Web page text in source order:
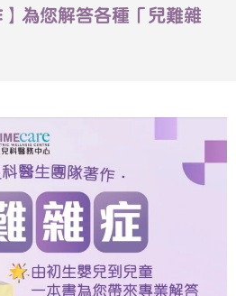
】為您解答各種「兒難雜